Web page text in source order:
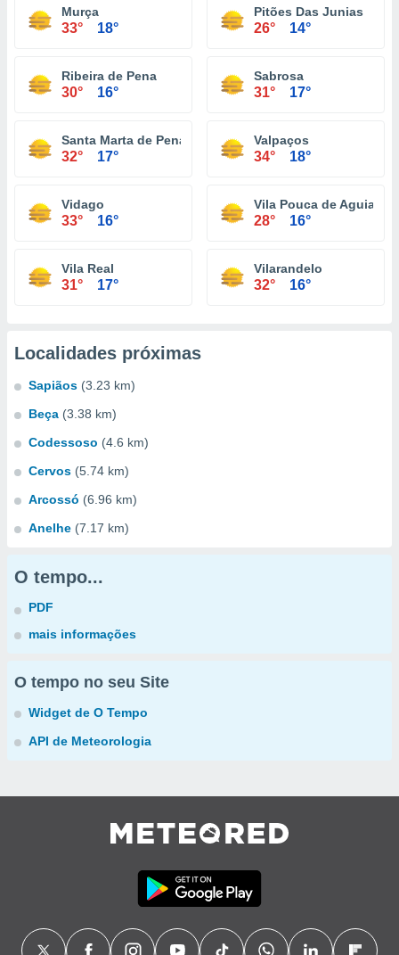
Murça
33° 18°
Pitões Das Junias
26° 14°
Ribeira de Pena
30° 16°
Sabrosa
31° 17°
Santa Marta de Penaguião
32° 17°
Valpaços
34° 18°
Vidago
33° 16°
Vila Pouca de Aguiar
28° 16°
Vila Real
31° 17°
Vilarandelo
32° 16°
Localidades próximas
Sapiãos (3.23 km)
Beça (3.38 km)
Codessoso (4.6 km)
Cervos (5.74 km)
Arcossó (6.96 km)
Anelhe (7.17 km)
O tempo...
PDF
mais informações
O tempo no seu Site
Widget de O Tempo
API de Meteorologia